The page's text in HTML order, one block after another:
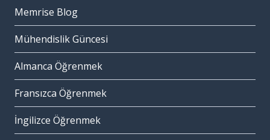
Memrise Blog
Mühendislik Güncesi
Almanca Öğrenmek
Fransızca Öğrenmek
İngilizce Öğrenmek